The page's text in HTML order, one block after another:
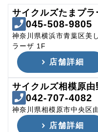
サイクルズたまプラ
045-508-9805
神奈川県横浜市青葉区美
ラーザ 1F
店舗詳細
サイクルズ相模原由
042-707-4082
神奈川県相模原市中央区
店舗詳細